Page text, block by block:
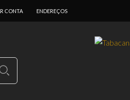
CONTA ENDEREÇOS